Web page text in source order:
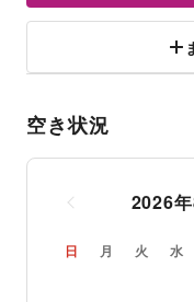
空き状況
2026年
日 月 火 水